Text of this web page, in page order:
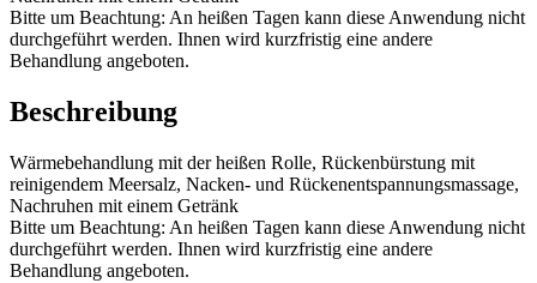
Bitte um Beachtung: An heißen Tagen kann diese Anwendung nicht
durchgeführt werden. Ihnen wird kurzfristig eine andere
Behandlung angeboten.
Beschreibung
Wärmebehandlung mit der heißen Rolle, Rückenbürstung mit
reinigendem Meersalz, Nacken- und Rückenentspannungsmassage,
Nachruhen mit einem Getränk
Bitte um Beachtung: An heißen Tagen kann diese Anwendung nicht
durchgeführt werden. Ihnen wird kurzfristig eine andere
Behandlung angeboten.